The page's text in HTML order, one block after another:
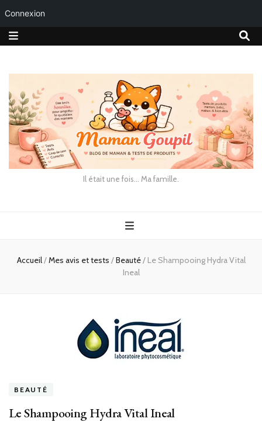
Connexion
Il était une fois… Ma famille.
Accueil/Mes avis et tests /Beauté/ Le Shampooing Hydra Vital
Ineal
BEAUTÉ
Le Shampooing Hydra Vital Ineal